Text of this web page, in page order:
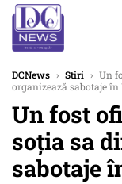
DCNews › Stiri › Un
organizează sabotaje în
Un fost
soția sa
sabotaje